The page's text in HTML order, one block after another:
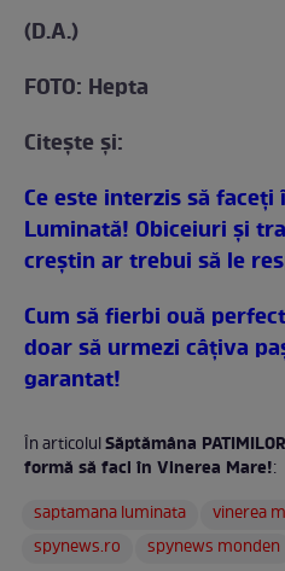
(D.A.)
FOTO: Hepta
Citeşte şi:
Ce este interzis să faceţi
Luminată! Obiceiuri şi
creştin ar trebui să le
Cum să fierbi ouă
doar să urmezi câţiva
garantat!
În articolulSăptămâna
formă să faci în Vinerea Mare!:
saptamana luminata
vinerea
spynews.ro
spynews monden